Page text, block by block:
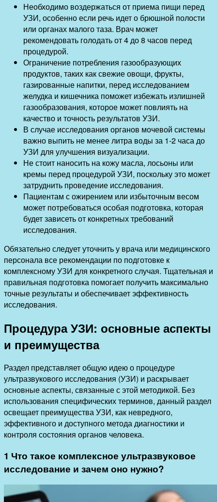
Необходимо воздержаться от приема пищи перед
УЗИ, особенно если речь идет о брюшной полости
или органах малого таза. Врач может
рекомендовать голодать от 4 до 8 часов перед
процедурой.
Ограничение потребления газообразующих
продуктов, таких как свежие овощи, фрукты,
газированные напитки, перед исследованием
желудка и кишечника поможет избежать излишней
газообразования, которое может повлиять на
качество и точность результатов УЗИ.
В случае исследования органов мочевой системы
важно выпить не менее литра воды за 1-2 часа до
УЗИ для улучшения визуализации.
Не стоит наносить на кожу масла, лосьоны или
кремы перед процедурой УЗИ, поскольку это может
затруднить проведение исследования.
Пациентам с ожирением или избыточным весом
может потребоваться особая подготовка, которая
будет зависеть от конкретных требований
исследования.
Обязательно следует уточнить у врача или медицинского
персонала все рекомендации по подготовке к
комплексному УЗИ для конкретного случая. Тщательная и
правильная подготовка помогает получить максимально
точные результаты и обеспечивает эффективность
исследования.
Процедура УЗИ: основные аспекты
и преимущества
Раздел представляет общую идею о процедуре
ультразвукового исследования (УЗИ) и раскрывает
основные аспекты, связанные с этой методикой. Без
использования специфических терминов, данный раздел
освещает преимущества УЗИ, как невредного,
эффективного и доступного метода диагностики и
контроля состояния органов человека.
1 Что такое комплексное ультразвуковое
исследование и зачем оно нужно?